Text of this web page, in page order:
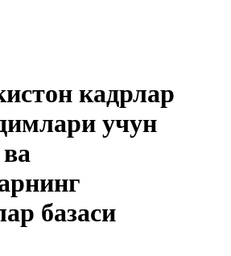
кадрлар
учун
базаси